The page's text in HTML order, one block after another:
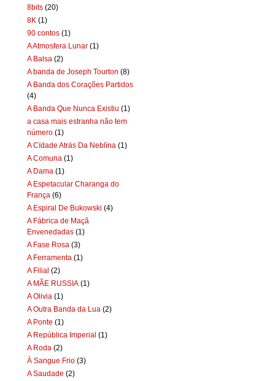
8bits (20)
8K (1)
90 contos (1)
A Atmosfera Lunar (1)
A Balsa (2)
A banda de Joseph Tourton (8)
A Banda dos Corações Partidos
(4)
A Banda Que Nunca Existiu (1)
a casa mais estranha não tem
número (1)
A Cïdade Aträs Da Neblïna (1)
A Comuna (1)
A Dama (1)
A Espetacular Charanga do
França (6)
A Espiral De Bukowski (4)
A Fábrica de Maçã
Envenedadas (1)
A Fase Rosa (3)
A Ferramenta (1)
A Filial (2)
A MÃE RUSSIA (1)
A Olivia (1)
A Outra Banda da Lua (2)
A Ponte (1)
A República Imperial (1)
A Roda (2)
À Sangue Frio (3)
A Saudade (2)